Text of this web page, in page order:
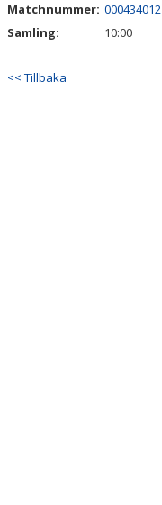
Matchnummer: 000434012
Samling:
10:00
<< Tillbaka